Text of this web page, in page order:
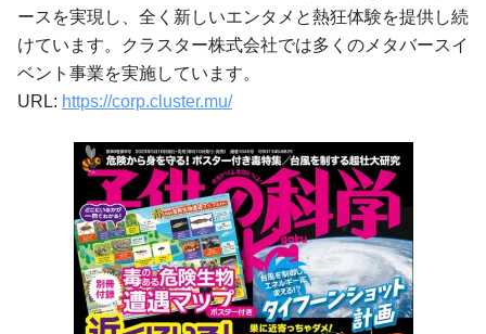
ースを実現し、全く新しいエンタメと熱狂体験を提供し続
けています。クラスター株式会社では多くのメタバースイ
ベント事業を実施しています。
URL: https://corp.cluster.mu/